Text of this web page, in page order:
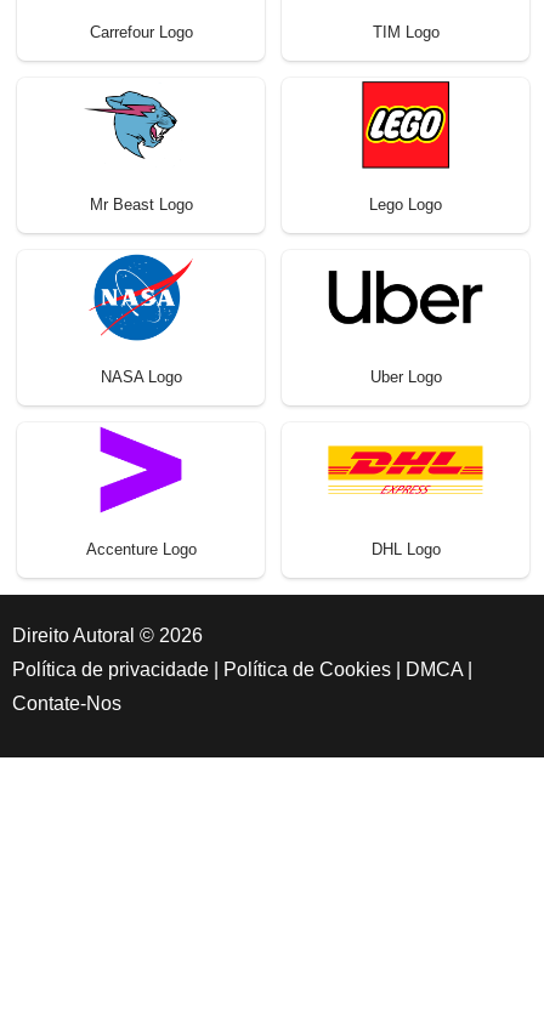
Carrefour Logo TIM Logo
Mr Beast Logo Lego Logo
NASA Logo Uber Logo
Accenture Logo DHL Logo
Direito Autoral © 2026
Política de privacidade
Política de Cookies DMCA
Contate-Nos